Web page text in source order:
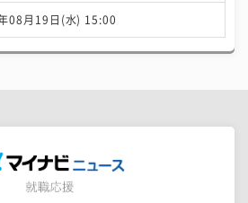
08月19日(水) 15:00